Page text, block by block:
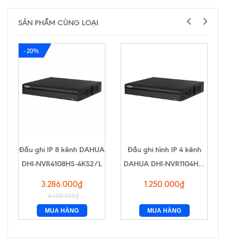
SẢN PHẨM CÙNG LOẠI
- 20%
Đầu ghi IP 8 kênh DAHUA
DHI-NVR4108HS-4KS2/L
3.286.000₫
4.108.000₫
MUA HÀNG
Đầu ghi hình IP 4 kênh
DAHUA DHI-NVR1104HS-
1.250.000₫
MUA HÀNG